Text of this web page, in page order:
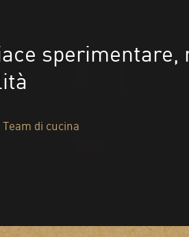
sperimentare,
di cucina